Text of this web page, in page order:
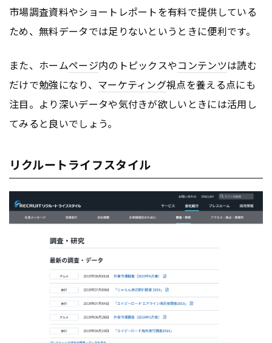
市場調査資料やショートレポートを有料で提供している
ため、無料データでは足りないというときに便利です。
また、ホームページ内のトピックスやコンテンツは読む
だけで勉強になり、 マーケティング視点を養える点にも
注目。より深いデータや気付きが欲しいときには活用し
てみると良いでしょう。
リクルートライフスタイル